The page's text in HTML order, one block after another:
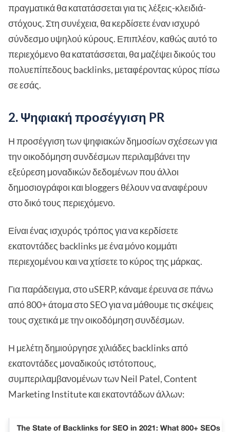
πραγματικά θα κατατάσσεται για τις λέξεις-κλειδιά-
στόχους. Στη συνέχεια, θα κερδίσετε έναν ισχυρό
σύνδεσμο υψηλού κύρους. Επιπλέον, καθώς αυτό το
περιεχόμενο θα κατατάσσεται, θα μαζέψει δικούς του
πολυεπίπεδους backlinks, μεταφέροντας κύρος πίσω
σε εσάς.
2. Ψηφιακή προσέγγιση PR
Η προσέγγιση των ψηφιακών δημοσίων σχέσεων για
την οικοδόμηση συνδέσμων περιλαμβάνει την
εξεύρεση μοναδικών δεδομένων που άλλοι
δημοσιογράφοι και bloggers θέλουν να αναφέρουν
στο δικό τους περιεχόμενο.
Είναι ένας ισχυρός τρόπος για να κερδίσετε
εκατοντάδες backlinks με ένα μόνο κομμάτι
περιεχομένου και να χτίσετε το κύρος της μάρκας.
Για παράδειγμα, στο uSERP, κάναμε έρευνα σε πάνω
από 800+ άτομα στο SEO για να μάθουμε τις σκέψεις
τους σχετικά με την οικοδόμηση συνδέσμων.
Η μελέτη δημιούργησε χιλιάδες backlinks από
εκατοντάδες μοναδικούς ιστότοπους,
συμπεριλαμβανομένων των Neil Patel, Content
Marketing Institute και εκατοντάδων άλλων: